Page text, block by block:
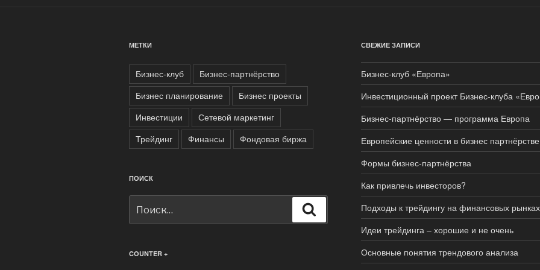
МЕТКИ
Бизнес-клуб
Бизнес-партнёрство
Бизнес планирование
Бизнес проекты
Инвестиции
Сетевой маркетинг
Трейдинг
Финансы Фондовая биржа
ПОИСК
COUNTER +
СВЕЖИЕ ЗАПИСИ
Бизнес-клуб «Европа»
Инвестиционный проект Бизнес-клуба
Бизнес-партнёрство — программа Европа
Европейские ценности в бизнес
Формы бизнес-партнёрства
Как привлечь инвесторов?
Подходы к трейдингу на финансовых рынках
Идеи трейдинга – хорошие и не очень
Основные понятия трендового анализа